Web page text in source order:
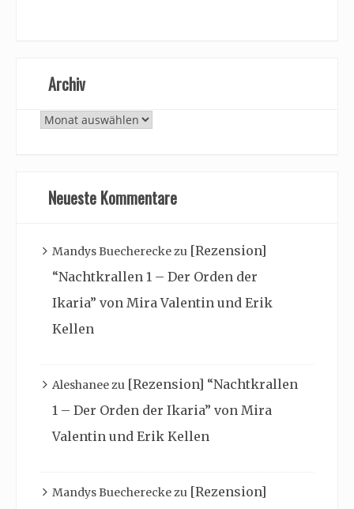
Archiv
Archiv
Neueste Kommentare
Mandys Buechereckezu [Rezension]
“Nachtkrallen 1 – Der Orden der
Ikaria” von Mira Valentin und Erik
Kellen
Aleshaneezu [Rezension] “Nachtkrallen
1 – Der Orden der Ikaria” von Mira
Valentin und Erik Kellen
Mandys Buechereckezu [Rezension]